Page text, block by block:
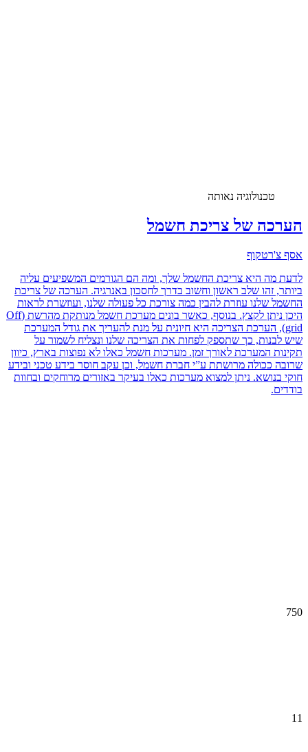
טכנולוגיה נאותה
הערכה של צריכת חשמל
אסף צ'רטקוף
לדעת מה היא צריכת החשמל שלך, ומה הם הגורמים המשפיעים עליה
ביותר, זהו שלב ראשון וחשוב בדרך לחסכון באנרגיה. הערכה של צריכת
החשמל שלנו עוזרת להבין כמה צורכת כל פעולה שלנו, ועוזשרת לראות
היכן ניתן לקצץ. בנוסף, כאשר בונים מערכת חשמל מנותקת מהרשת (Off
grid), הערכת הצריכה היא חיונית על מנת להעריך את גודל המערכת
שיש לבנות, כך שתספק לפחות את הצריכה שלנו ונצליח לשמור על
תקינות המערכת לאורך זמן. מערכות חשמל כאלו לא נפוצות בארץ, כיוון
שרובה ככולה מרושתת ע”י חברת חשמל, וכן עקב חוסר בידע טכני ובידע
חוקי בנושא. ניתן למצוא מערכות כאלו בעיקר באזורים מרוחקים ובחוות
בודדים.
750
11